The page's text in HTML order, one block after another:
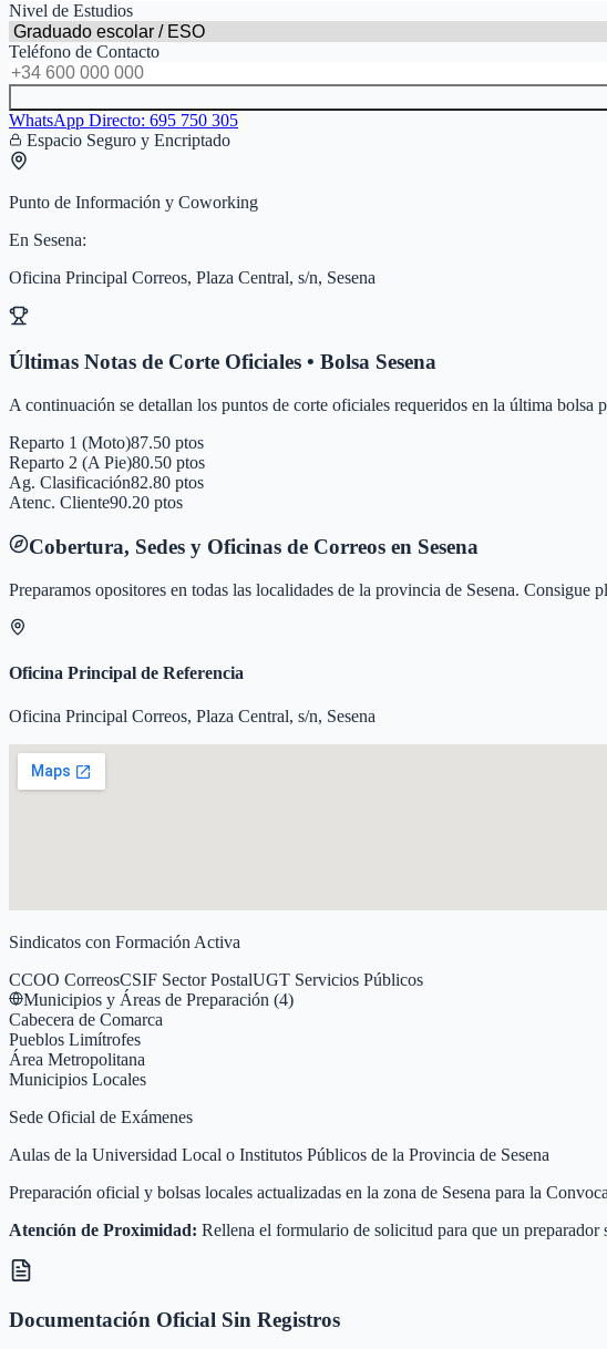
Nivel de Estudios
Teléfono de Contacto
WhatsApp Directo: 695 750 305
Espacio Seguro y Encriptado
Punto de Información y Coworking
En Sesena:
Oficina Principal Correos, Plaza Central, s/n, Sesena
Últimas Notas de Corte Oficiales • Bolsa Sesena
A continuación se detallan los puntos de corte oficiales requeridos en la última bolsa
Reparto 1 (Moto)87.50 ptos
Reparto 2 (A Pie)80.50 ptos
Ag. Clasificación82.80 ptos
Atenc. Cliente90.20 ptos
Cobertura, Sedes y Oficinas de Correos en Sesena
Preparamos opositores en todas las localidades de la provincia de Sesena. Consigue
Oficina Principal de Referencia
Oficina Principal Correos, Plaza Central, s/n, Sesena
Sindicatos con Formación Activa
CCOO CorreosCSIF Sector PostalUGT Servicios Públicos
Municipios y Áreas de Preparación (4)
Cabecera de Comarca
Pueblos Limítrofes
Área Metropolitana
Municipios Locales
Sede Oficial de Exámenes
Aulas de la Universidad Local o Institutos Públicos de la Provincia de Sesena
Preparación oficial y bolsas locales actualizadas en la zona de Sesena para la
Atención de Proximidad: Rellena el formulario de solicitud para que un
Documentación Oficial Sin Registros